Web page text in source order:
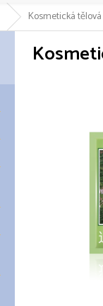
Kosmetická